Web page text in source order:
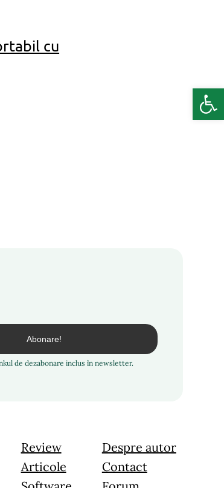
cu
de dezabonare inclus în newsletter.
Review
Articole
Despre autor
Contact